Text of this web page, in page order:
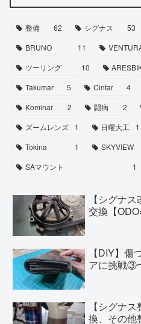
整備 62 シグナス 53
BRUNO
11
ツーリング
10
Takumar
5 Cintar 4
Kominar
2 闘病 2
ズームレンズ
1 日曜大工 1
Tokina
1 SKYVIEW
SAマウント
1
【シグナ
交換【
【DIY】
アに挑戦③
【シグナ
換、その他